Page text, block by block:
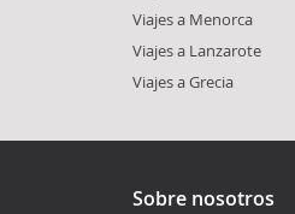
Viajes a Menorca
Viajes a Lanzarote
Viajes a Grecia
Sobre nosotros